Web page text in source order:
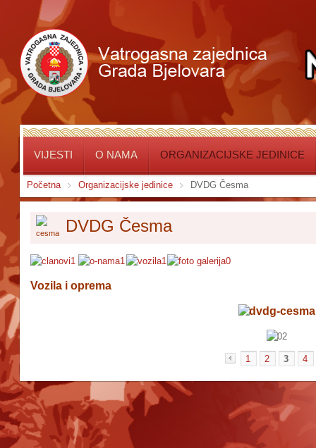
VIJESTI O NAMA ORGANIZACIJSKE JEDINICE
Početna Organizacijske jedinice DVDG Česma
DVDG Česma
Vozila i oprema
«
1 2 3 4